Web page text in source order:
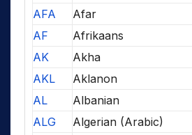
AFA
Afar
AF
Afrikaans
AK
Akha
AKL
Aklanon
AL
Albanian
ALG
Algerian (Arabic)